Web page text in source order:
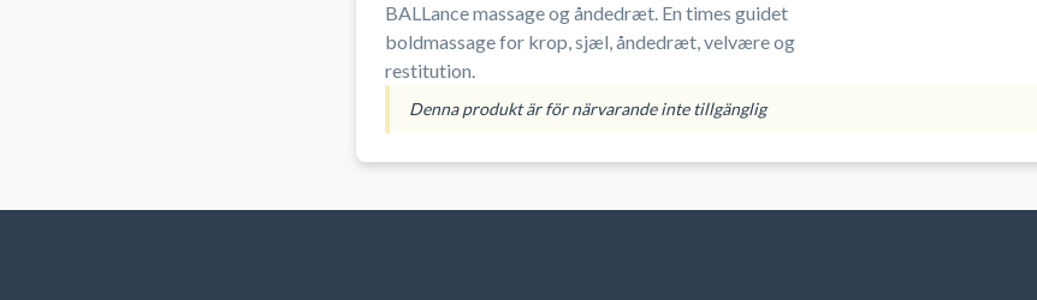
BALLance massage og åndedræt. En times guidet
boldmassage for krop, sjæl, åndedræt, velvære og
restitution.
Denna produkt är för närvarande inte tillgänglig